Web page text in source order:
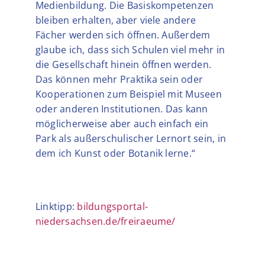
Medienbildung. Die Basiskompetenzen
bleiben erhalten, aber viele andere
Fächer werden sich öffnen. Außerdem
glaube ich, dass sich Schulen viel mehr in
die Gesellschaft hinein öffnen werden.
Das können mehr Praktika sein oder
Kooperationen zum Beispiel mit Museen
oder anderen Institutionen. Das kann
möglicherweise aber auch einfach ein
Park als außerschulischer Lernort sein, in
dem ich Kunst oder Botanik lerne.“
Linktipp: bildungsportal-
niedersachsen.de/freiraeume/